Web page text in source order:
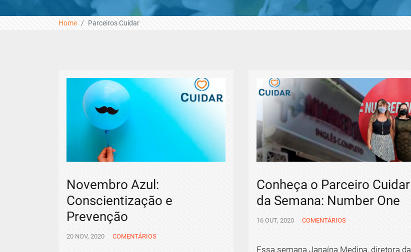
Home Parceiros Cuidar
Novembro Azul:
Conscientização e
Prevenção
20 NOV, 2020 COMENTÁRIOS
Conheça o Parceiro Cuidar
da Semana: Number One
16 OUT, 2020 COMENTÁRIOS
Essa semana Janaína Medina, diretora da